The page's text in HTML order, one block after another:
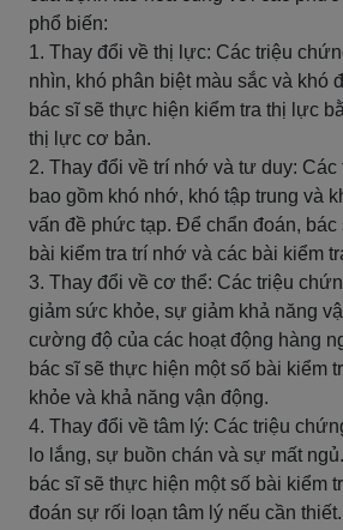
phổ biến:
1. Thay đổi về thị lực: Các triệu
nhìn, khó phân biệt màu sắc và khó
bác sĩ sẽ thực hiện kiểm tra thị lực
thị lực cơ bản.
2. Thay đổi về trí nhớ và tư duy:
bao gồm khó nhớ, khó tập trung và
vấn đề phức tạp. Để chẩn đoán,
bài kiểm tra trí nhớ và các bài kiểm
3. Thay đổi về cơ thể: Các triệu
giảm sức khỏe, sự giảm khả năng
cường độ của các hoạt động hàng
bác sĩ sẽ thực hiện một số bài kiểm
khỏe và khả năng vận động.
4. Thay đổi về tâm lý: Các triệu
lo lắng, sự buồn chán và sự mất
bác sĩ sẽ thực hiện một số bài kiểm
đoán sự rối loạn tâm lý nếu cần thiết.